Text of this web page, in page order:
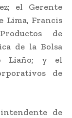
el Gerente
Lima, Francis
de
de la Bolsa
Liaño; y el
de
de